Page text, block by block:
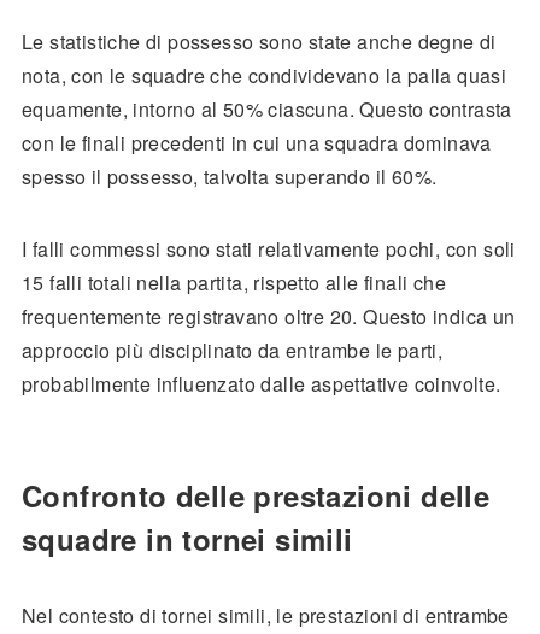
Le statistiche di possesso sono state anche degne di
nota, con le squadre che condividevano la palla quasi
equamente, intorno al 50% ciascuna. Questo contrasta
con le finali precedenti in cui una squadra dominava
spesso il possesso, talvolta superando il 60%.
I falli commessi sono stati relativamente pochi, con soli
15 falli totali nella partita, rispetto alle finali che
frequentemente registravano oltre 20. Questo indica un
approccio più disciplinato da entrambe le parti,
probabilmente influenzato dalle aspettative coinvolte.
Confronto delle prestazioni delle
squadre in tornei simili
Nel contesto di tornei simili, le prestazioni di entrambe